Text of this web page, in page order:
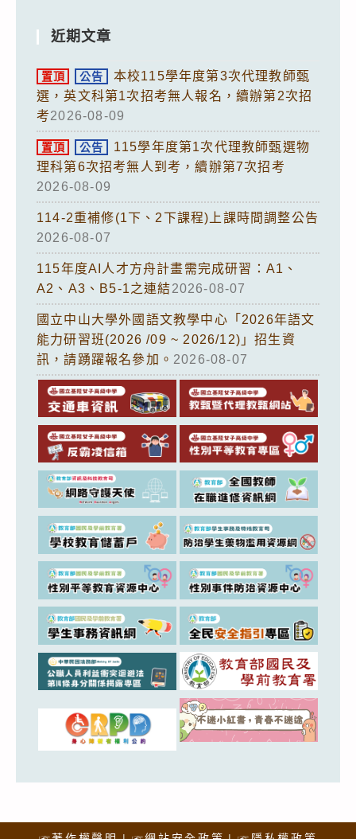
近期文章
置頂 公告
本校115學年度第3次代理教師甄
選，英文科第1次招考無人報名，續辦第2次招
考2026-08-09
置頂 公告
115學年度第1次代理教師甄選物
理科第6次招考無人到考，續辦第7次招考
2026-08-09
114-2重補修(1下、2下課程)上課時間調整公告
2026-08-07
115年度AI人才方舟計畫需完成研習：A1、
A2、A3、B5-1之連結2026-08-07
國立中山大學外國語文教學中心「2026年語文
能力研習班(2026 /09 ~ 2026/12)」招生資
訊，請踴躍報名參加。 2026-08-07